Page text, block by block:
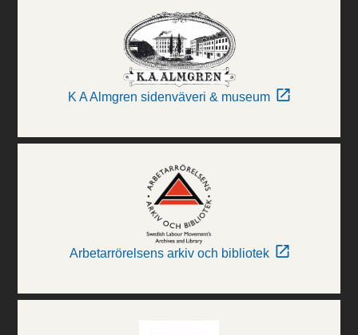
K A Almgren sidenväveri & museum
Arbetarrörelsens arkiv och bibliotek